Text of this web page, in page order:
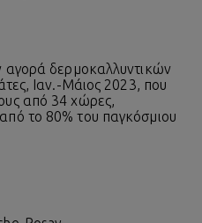
αγορά δερμοκαλλυντικών
Ιαν.-Μάιος 2023, που
από 34 χώρες,
το 80% του παγκόσμιου